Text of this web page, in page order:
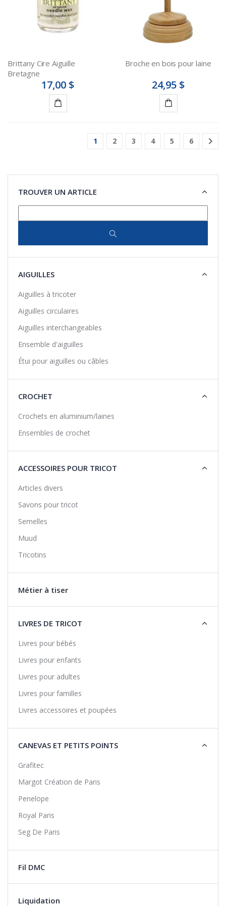
Brittany Cire Aiguille
Bretagne
17,00 $
Broche en bois pour laine
24,95 $
1 2 3 4 5 6
TROUVER UN ARTICLE
AIGUILLES
Aiguilles à tricoter
Aiguilles circulaires
Aiguilles interchangeables
Ensemble d'aiguilles
Étui pour aiguilles ou câbles
CROCHET
Crochets en aluminium/laines
Ensembles de crochet
ACCESSOIRES POUR TRICOT
Articles divers
Savons pour tricot
Semelles
Muud
Tricotins
Métier à tiser
LIVRES DE TRICOT
Livres pour bébés
Livres pour enfants
Livres pour adultes
Livres pour familles
Livres accessoires et poupées
CANEVAS ET PETITS POINTS
Grafitec
Margot Création de Paris
Penelope
Royal Paris
Seg De Paris
Fil DMC
Liquidation